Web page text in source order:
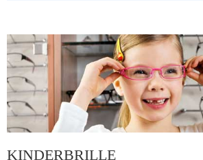
KINDERBRILLE